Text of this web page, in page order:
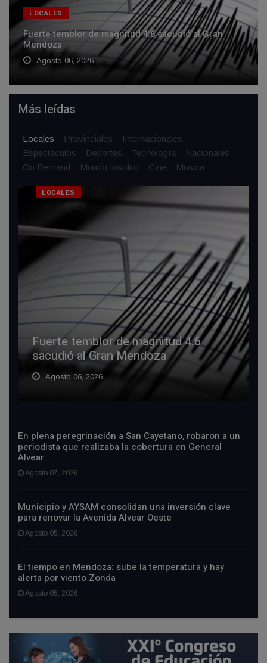
LOCALES
Fuerte temblor de magnitud 4.6 sacudió al Gran
Mendoza
Agosto 06, 2026
Más leídas
Locales Provinciales
Internacionales
Espectáculos
Deportes Tecnología
Nacionales
On Demand
Mundo Insolito Cine Musica
LOCALES
Fuerte temblor de magnitud 4.6
sacudió al Gran Mendoza
Agosto 06, 2026
En plena peregrinación a San Cayetano, robaron a un
periodista que realizaba la cobertura en General
Alvear
Agosto 07, 2026
Municipio y AYSAM consolidan una inversión clave
para renovar la Avenida Alvear Oeste
Agosto 05, 2026
El tiempo en Mendoza: sube la temperatura y hay
alerta por viento Zonda
Agosto 05, 2026